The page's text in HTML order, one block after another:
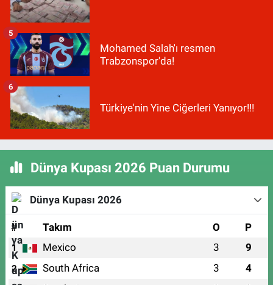
Mohamed Salah'ı resmen
Trabzonspor'da!
5
Türkiye'nin Yine Ciğerleri Yanıyor!!!
6
Dünya Kupası 2026 Puan Durumu
Dünya Kupası 2026
# Takım O P
1 Mexico 3 9
2 South Africa 3 4